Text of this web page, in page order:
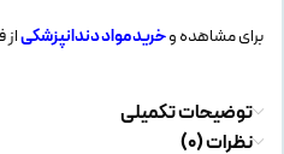
برای مشاهده وخرید مواد دندانپزشکی
توضیحات تکمیلی
نظرات (0)